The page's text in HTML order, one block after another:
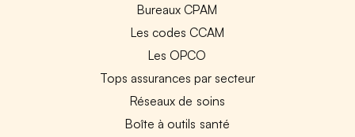
Bureaux CPAM
Les codes CCAM
Les OPCO
Tops assurances par secteur
Réseaux de soins
Boîte à outils santé